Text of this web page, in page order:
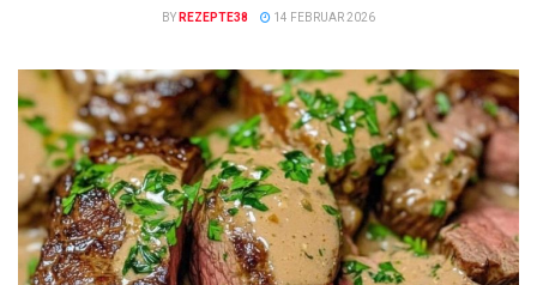
BY REZEPTE38 14 FEBRUAR 2026